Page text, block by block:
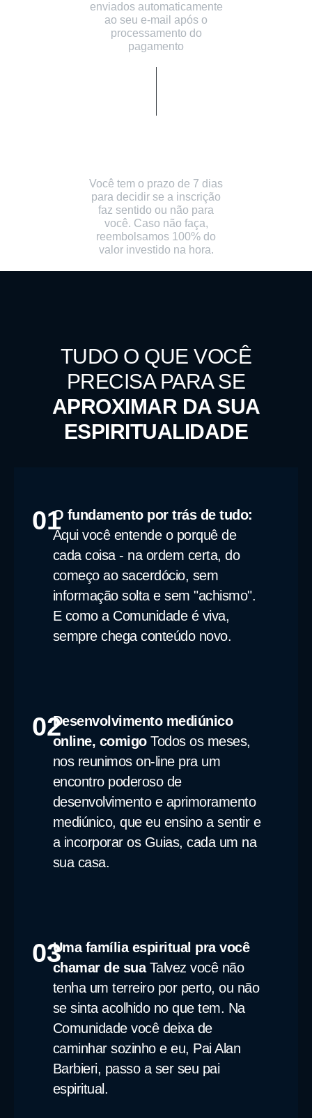
enviados automaticamente
ao seu e-mail após o
processamento do
pagamento
Você tem o prazo de 7 dias
para decidir se a inscrição
faz sentido ou não para
você. Caso não faça,
reembolsamos 100% do
valor investido na hora.
TUDO O QUE VOCÊ
PRECISA PARA SE
APROXIMAR DA SUA
ESPIRITUALIDADE
01O fundamento por trás de tudo:
Aqui você entende o porquê de
cada coisa - na ordem certa, do
começo ao sacerdócio, sem
informação solta e sem "achismo".
E como a Comunidade é viva,
sempre chega conteúdo novo.
02Desenvolvimento mediúnico
online, comigoTodos os meses,
nos reunimos on-line pra um
encontro poderoso de
desenvolvimento e aprimoramento
mediúnico, que eu ensino a sentir e
a incorporar os Guias, cada um na
sua casa.
03Uma família espiritual pra você
chamar de suaTalvez você não
tenha um terreiro por perto, ou não
se sinta acolhido no que tem. Na
Comunidade você deixa de
caminhar sozinho e eu, Pai Alan
Barbieri, passo a ser seu pai
espiritual.